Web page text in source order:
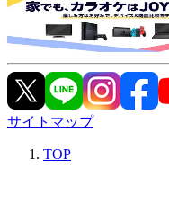
サイトマップ
TOP